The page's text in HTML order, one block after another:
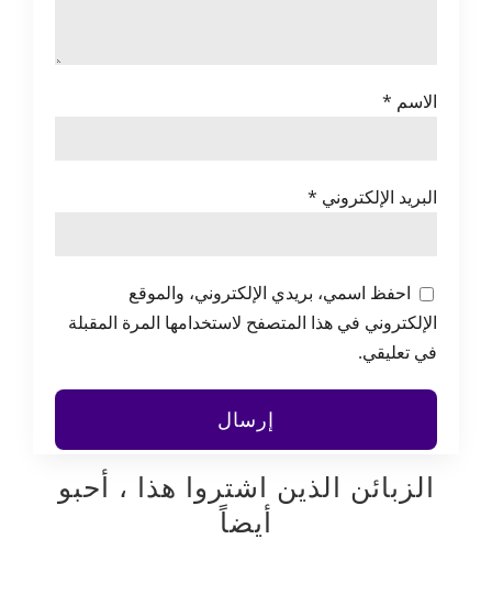
الاسم *
البريد الإلكتروني *
احفظ اسمي، بريدي الإلكتروني، والموقع
الإلكتروني في هذا المتصفح لاستخدامها المرة المقبلة
في تعليقي.
الزبائن الذين اشتروا هذا ، أحبو
أيضاً